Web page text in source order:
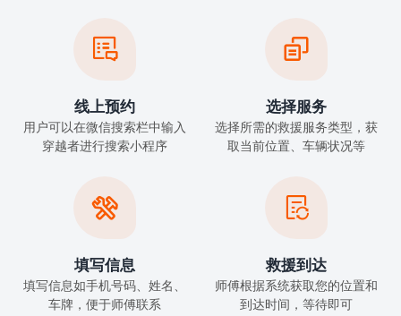

线上预约
用户可以在微信搜索栏中输入
穿越者进行搜索小程序

选择服务
选择所需的救援服务类型，获
取当前位置、车辆状况等

填写信息
填写信息如手机号码、姓名、
车牌，便于师傅联系

救援到达
师傅根据系统获取您的位置和
到达时间，等待即可